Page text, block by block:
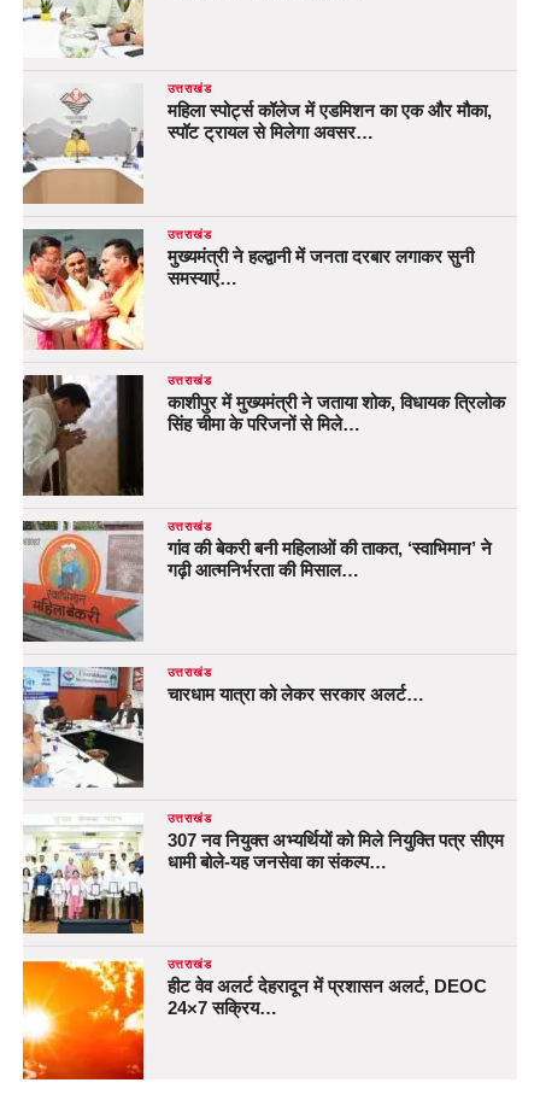
उत्तराखंड
महिला स्पोर्ट्स कॉलेज में एडमिशन का एक और मौका,
स्पॉट ट्रायल से मिलेगा अवसर…
उत्तराखंड
मुख्यमंत्री ने हल्द्वानी में जनता दरबार लगाकर सुनी
समस्याएं…
उत्तराखंड
काशीपुर में मुख्यमंत्री ने जताया शोक, विधायक त्रिलोक
सिंह चीमा के परिजनों से मिले…
उत्तराखंड
गांव की बेकरी बनी महिलाओं की ताकत, ‘स्वाभिमान’ ने
गढ़ी आत्मनिर्भरता की मिसाल…
उत्तराखंड
चारधाम यात्रा को लेकर सरकार अलर्ट…
उत्तराखंड
307 नव नियुक्त अभ्यर्थियों को मिले नियुक्ति पत्र सीएम
धामी बोले-यह जनसेवा का संकल्प…
उत्तराखंड
हीट वेव अलर्ट देहरादून में प्रशासन अलर्ट, DEOC
24×7 सक्रिय…